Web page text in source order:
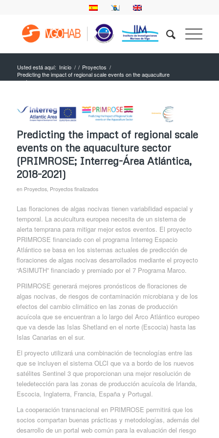
Usted está aquí: Inicio / / Proyectos /
Predicting the impact of regional scale events on the aquaculture
sector...
Predicting the impact of regional scale
events on the aquaculture sector
(PRIMROSE; Interreg-Área Atlántica,
2018-2021)
en Proyectos, Proyectos finalizados
Las floraciones de algas nocivas tienen variabilidad espacial y
temporal. La acuicultura europea necesita de un sistema de
alerta temprana para mitigar mejor estos eventos. El proyecto
PRIMROSE financiado con el programa Interreg Espacio
Atlántico se basa en los sistemas actuales de predicción de
floraciones de algas nocivas desarrollados mediante el proyecto
“ASIMUTH” financiado y premiado por el 7 Programa Marco.
PRIMROSE generará mejores pronósticos de floraciones de
algas nocivas, de riesgos de contaminación microbiana y de los
efectos del cambio climático en las zonas de producción
acuícola que se encuentran a lo largo del Arco Atlántico europeo
que va desde las Islas Shetland en el norte (Escocia) hasta las
Islas Canarias en el sur.
El proyecto utilizará una combinación de tecnologías entre las
que se incluyen el sistema OLCI que va a bordo de los nuevos
satélites Sentinel 3 que proporcionan una mejor resolución de
teledetección para las zonas de producción acuícola de Irlanda,
Escocia, Inglaterra, Francia, España y Portugal.
La cooperación transnacional en PRIMROSE permitirá que los
socios compartan buenas prácticas y metodologías, además del
desarrollo de un portal web común para la evaluación del riesgo